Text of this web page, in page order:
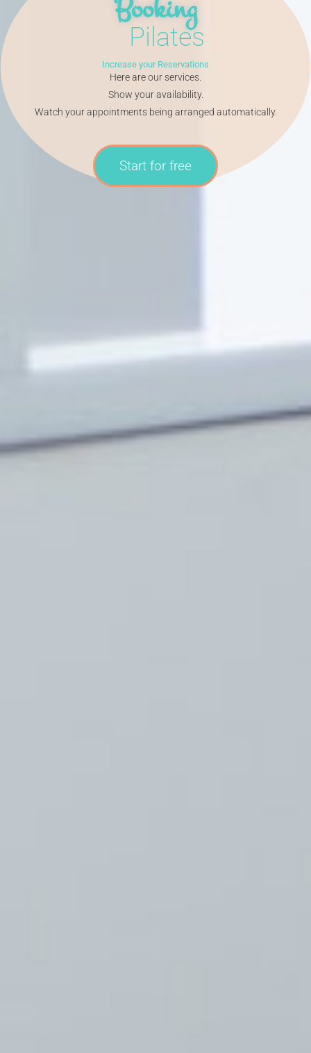
Booking
Pilates
Increase your Reservations
Here are our services.
Show your availability.
Watch your appointments being arranged automatically.
Start for free